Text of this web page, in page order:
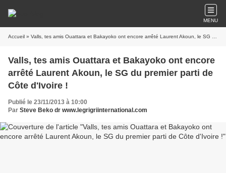
MENU
Accueil » Valls, tes amis Ouattara et Bakayoko ont encore arrêté Laurent Akoun, le SG du premier parti de Côte d'Ivoire !
Valls, tes amis Ouattara et Bakayoko ont encore
arrêté Laurent Akoun, le SG du premier parti de
Côte d'Ivoire !
Publié le 23/11/2013 à 10:00
Par Steve Beko dr www.legrigriinternational.com